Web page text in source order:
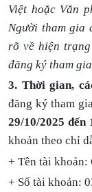
Việt hoặc Văn
Người tham gia
rõ về hiện
đăng ký tham
3. Thời gian,
đăng ký tham
29/10/2025 đến
khoản theo chỉ
+ Tên tài khoản:
+ Số tài khoản: